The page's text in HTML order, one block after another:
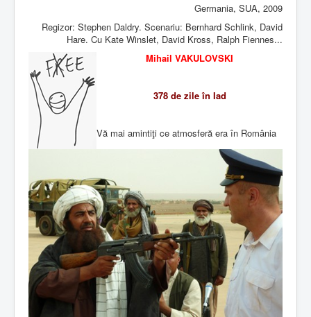
Germania, SUA, 2009
Regizor: Stephen Daldry. Scenariu: Bernhard Schlink, David
Hare. Cu Kate Winslet, David Kross, Ralph Fiennes...
Mihail VAKULOVSKI
378 de zile în Iad
Vă mai amintiţi ce atmosferă era în România